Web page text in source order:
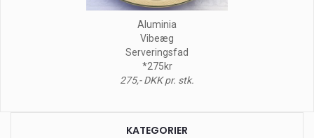
Aluminia
Vibeæg
Serveringsfad
*275kr
275,- DKK pr. stk.
KATEGORIER